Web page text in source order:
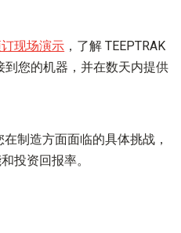
现场演示 ，了解 TEEPTRAK
到您的机器，并在数天内提供
在制造方面面临的具体挑战，
投资回报率。